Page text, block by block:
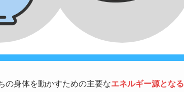
の身体を動かすための主要なエネルギー源となる